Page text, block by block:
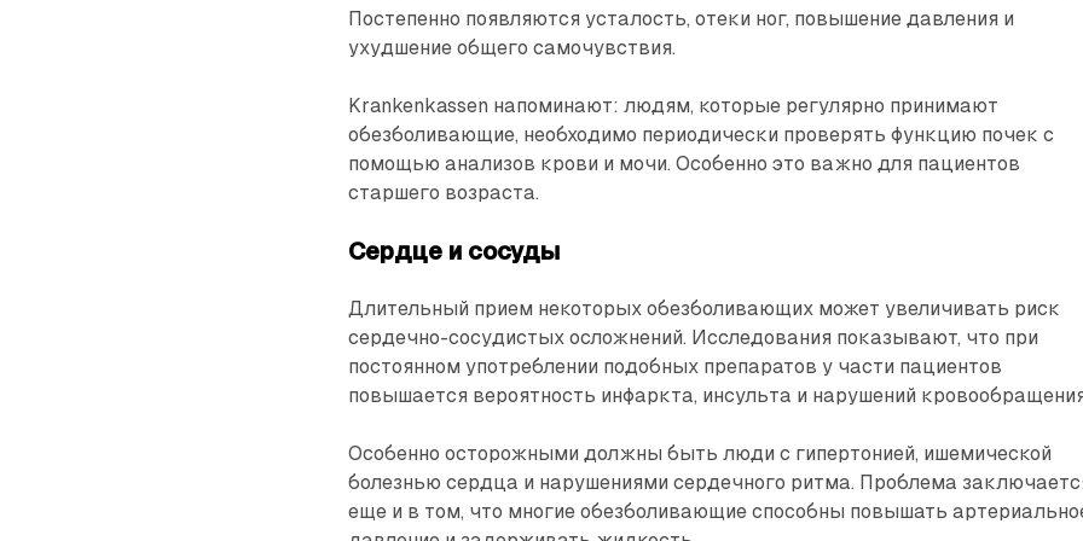
Постепенно появляются усталость, отеки ног, повышение давления и
ухудшение общего самочувствия.
Krankenkassen напоминают: людям, которые регулярно принимают
обезболивающие, необходимо периодически проверять функцию почек с
помощью анализов крови и мочи. Особенно это важно для пациентов
старшего возраста.
Сердце и сосуды
Длительный прием некоторых обезболивающих может увеличивать риск
сердечно-сосудистых осложнений. Исследования показывают, что при
постоянном употреблении подобных препаратов у части пациентов
повышается вероятность инфаркта, инсульта и нарушений
Особенно осторожными должны быть люди с гипертонией, ишемической
болезнью сердца и нарушениями сердечного ритма. Проблема
еще и в том, что многие обезболивающие способны повышать